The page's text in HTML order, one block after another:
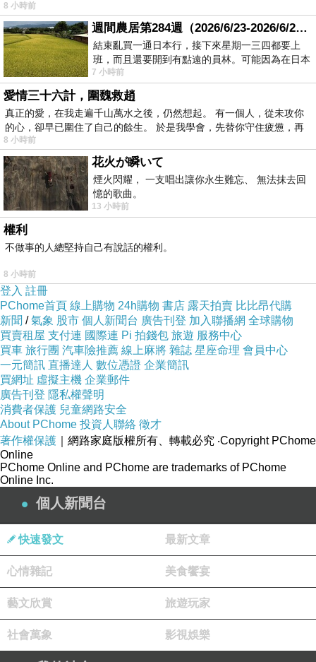
8 小時前
週間農居第284週（2026/6/23-2026/6/24) 夏至 金黃稻浪洋溢豐收喜悅
結束亂買一通日本行，接下來星期一三四都要上
班，而且還要開到有點遠的員林。可能因為在日本
花不少錢，星期一出門上班時，心裡沒有一
7 小時前
愛情三十六計，圍魏救趙
真正的愛，在我走遍千山萬水之後，仍然想起。 有一個人，從未攻你
的心，卻早已圍住了自己的餘生。 於是我學會，先替你守住疲憊，再
8 小時前
花火が瞬いて
煙火閃耀， 一支唱出讓你永生難忘、 無法抹去回
憶的歌曲。
13 小時前
權利
不做事的人總堅持自己有說話的權利。
8 小時前
登入 註冊
PChome首頁 線上購物 24h購物 書店 露天拍賣 比比昂代購
新聞 /氣象 股市 個人新聞台 廣告刊登 加入聯播網 全球購物
買賣租屋 支付連 國際連 Pi 拍錢包 旅遊 服務中心
買車 旅行團 汽車險推薦 線上麻將 雜誌 星座命理 會員中心
一元簡訊 直播達人 數位憑證 企業簡訊
買網址 虛擬主機 企業郵件
廣告刊登 隱私權聲明
消費者保護 兒童網路安全
About PChome 投資人聯絡 徵才
著作權保護 ｜網路家庭版權所有、轉載必究 ‧Copyright PChome
Online
PChome Online and PChome are trademarks of PChome
Online Inc.
個人新聞台
快速發文 最新文章
心情雜記 美食饗宴
藝文欣賞 旅遊玩家
社會萬象 影視娛樂